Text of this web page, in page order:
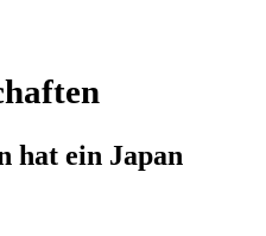
hat ein Japan